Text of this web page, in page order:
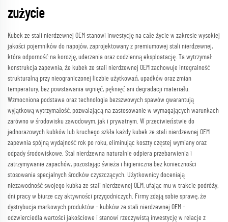
zużycie
Kubek ze stali nierdzewnej OEM stanowi inwestycję na całe życie w zakresie wysokiej
jakości pojemników do napojów, zaprojektowany z premiumowej stali nierdzewnej,
która odporność na korozję, uderzenia oraz codzienną eksploatację. Ta wytrzymał
konstrukcja zapewnia, że kubek ze stali nierdzewnej OEM zachowuje integralność
strukturalną przy nieograniczonej liczbie użytkowań, upadków oraz zmian
temperatury, bez powstawania wgnięć, pęknięć ani degradacji materiału.
Wzmocniona podstawa oraz technologia bezszwowych spawów gwarantują
wyjątkową wytrzymałość, pozwalającą na zastosowanie w wymagających warunkach
zarówno w środowisku zawodowym, jak i prywatnym. W przeciwieństwie do
jednorazowych kubków lub kruchego szkła każdy kubek ze stali nierdzewnej OEM
zapewnia spójną wydajność rok po roku, eliminując koszty częstej wymiany oraz
odpady środowiskowe. Stal nierdzewna naturalnie odpiera przebarwienia i
zatrzymywanie zapachów, pozostając świeża i higieniczna bez konieczności
stosowania specjalnych środków czyszczących. Użytkownicy doceniają
niezawodność swojego kubka ze stali nierdzewnej OEM, ufając mu w trakcie podróży,
dni pracy w biurze czy aktywności przygodniczych. Firmy zdają sobie sprawę, że
dystrybucja markowych produktów – kubków ze stali nierdzewnej OEM –
odzwierciedla wartości jakościowe i stanowi rzeczywistą inwestycję w relacje z